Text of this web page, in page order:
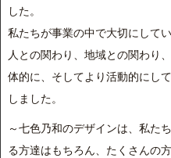
した。
私たちが事業の中で大切にして
人との関わり、地域との関わり
体的に、そしてより活動的にし
しました。
～七色乃和のデザインは、私た
る方達はもちろん、たくさんの